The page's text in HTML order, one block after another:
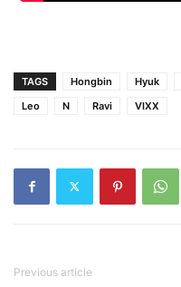
TAGS Hongbin Hyuk
Leo
N Ravi VIXX
Previous article